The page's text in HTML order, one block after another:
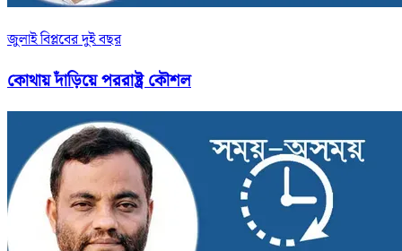
জুলাই বিপ্লবের দুই বছর
কোথায় দাঁড়িয়ে পররাষ্ট্র কৌশল